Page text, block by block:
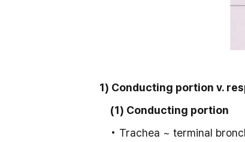
1) Conducting portion v.
(1) Conducting portion
• Trachea ~ terminal